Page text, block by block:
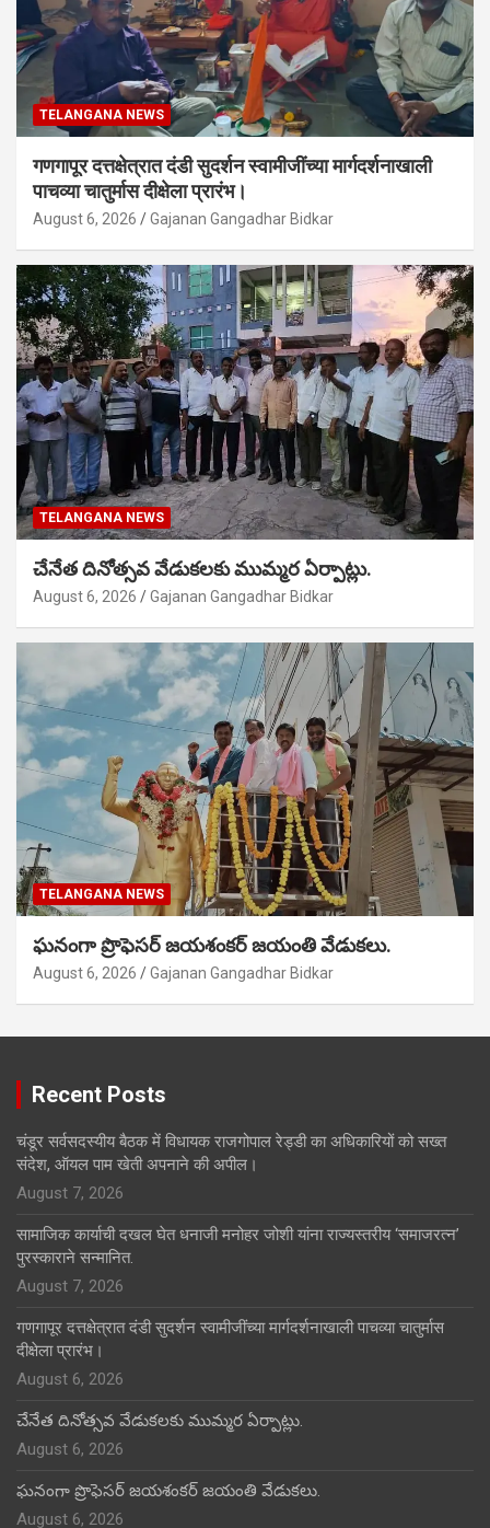
TELANGANA NEWS
गणगापूर दत्तक्षेत्रात दंडी सुदर्शन स्वामीजींच्या मार्गदर्शनाखाली
पाचव्या चातुर्मास दीक्षेला प्रारंभ।
August 6, 2026 Gajanan Gangadhar Bidkar
TELANGANA NEWS
చేనేత దినోత్సవ వేడుకలకు ముమ్మర ఏర్పాట్లు.
August 6, 2026 Gajanan Gangadhar Bidkar
TELANGANA NEWS
ఘనంగా ప్రొఫెసర్ జయశంకర్ జయంతి వేడుకలు.
August 6, 2026 Gajanan Gangadhar Bidkar
Recent Posts
चंडूर सर्वसदस्यीय बैठक में विधायक राजगोपाल रेड्डी का अधिकारियों को सख्त
संदेश, ऑयल पाम खेती अपनाने की अपील।
August 7, 2026
सामाजिक कार्याची दखल घेत धनाजी मनोहर जोशी यांना राज्यस्तरीय ‘समाजरत्न’
पुरस्काराने सन्मानित.
August 7, 2026
गणगापूर दत्तक्षेत्रात दंडी सुदर्शन स्वामीजींच्या मार्गदर्शनाखाली पाचव्या चातुर्मास
दीक्षेला प्रारंभ।
August 6, 2026
చేనేత దినోత్సవ వేడుకలకు ముమ్మర ఏర్పాట్లు.
August 6, 2026
ఘనంగా ప్రొఫెసర్ జయశంకర్ జయంతి వేడుకలు.
August 6, 2026